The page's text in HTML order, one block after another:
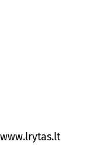
www.lrytas.lt